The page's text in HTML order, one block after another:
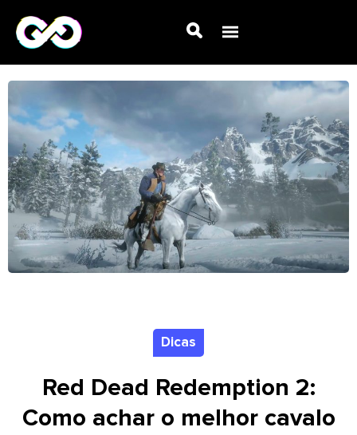
Dicas
Red Dead Redemption 2:
Como achar o melhor cavalo